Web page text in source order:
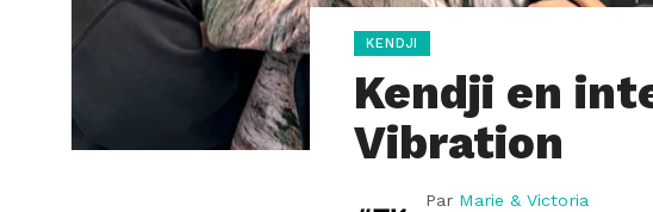
KENDJI
Kendji en
Vibration
Par Marie & Victoria